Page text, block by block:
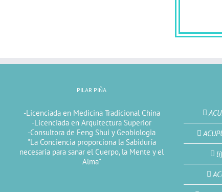
PILAR PIÑA
-Licenciada en Medicina Tradicional China
-Licenciada en Arquitectura Superior
-Consultora de Feng Shui y Geobiologia
"La Conciencia proporciona la Sabiduría
necesaria para sanar el Cuerpo, la Mente y el
Alma"